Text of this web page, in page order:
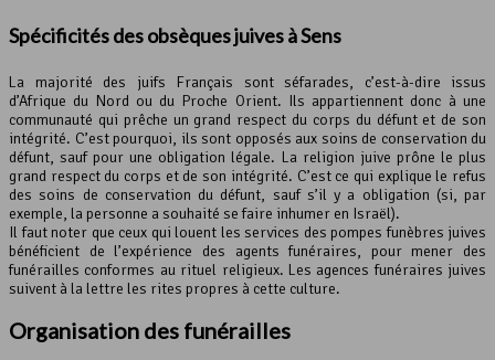
Spécificités des obsèques juives à Sens
La majorité des juifs Français sont séfarades, c’est-à-dire issus
d’Afrique du Nord ou du Proche Orient. Ils appartiennent donc à une
communauté qui prêche un grand respect du corps du défunt et de son
intégrité. C’est pourquoi, ils sont opposés aux soins de conservation du
défunt, sauf pour une obligation légale. La religion juive prône le plus
grand respect du corps et de son intégrité. C’est ce qui explique le refus
des soins de conservation du défunt, sauf s’il y a obligation (si, par
exemple, la personne a souhaité se faire inhumer en Israël).
Il faut noter que ceux qui louent les services des pompes funèbres juives
bénéficient de l’expérience des agents funéraires, pour mener des
funérailles conformes au rituel religieux. Les agences funéraires juives
suivent à la lettre les rites propres à cette culture.
Organisation des funérailles